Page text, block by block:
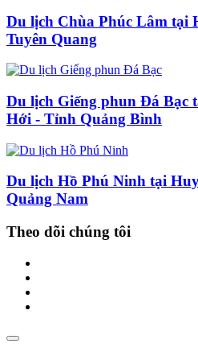
Du lịch Chùa Phúc Lâm tại
Tuyên Quang
Du lịch Giếng phun Đá Bạc
Hới - Tỉnh Quảng Bình
Du lịch Hồ Phú Ninh tại
Quảng Nam
Theo dõi chúng tôi